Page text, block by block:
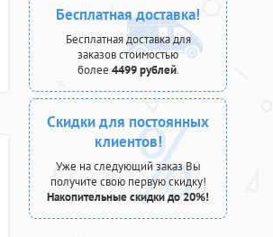
Бесплатная доставка!
Бесплатная доставка для
заказов стоимостью
более 4499 рублей.
Скидки для постоянных
клиентов!
Уже на следующий заказ Вы
получите свою первую скидку!
Накопительные скидки до 20%!